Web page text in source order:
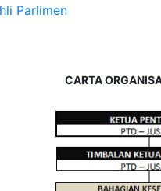
Parlimen
CARTA